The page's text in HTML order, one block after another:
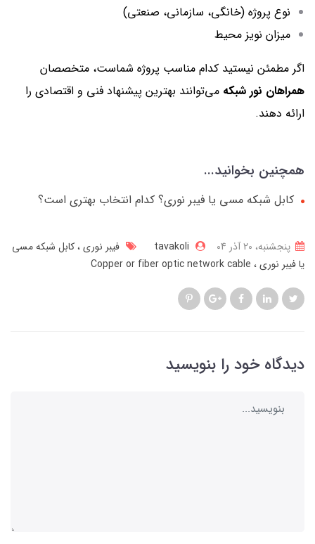
نوع پروژه (خانگی، سازمانی، صنعتی)
میزان نویز محیط
اگر مطمئن نیستید کدام مناسب پروژه شماست، متخصصان
همراهان نور شبکه می‌توانند بهترین پیشنهاد فنی و اقتصادی را
ارائه دهند.
همچنین بخوانید...
کابل شبکه مسی یا فیبر نوری؟ کدام انتخاب بهتری است؟
پنجشنبه، 20 آذر 04 tavakoli فیبر نوری کابل شبکه مسی
یا فیبر نوری Copper or fiber optic network cable
دیدگاه خود را بنویسید